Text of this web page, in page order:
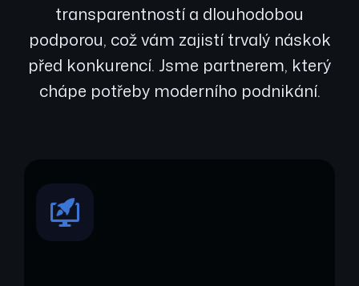
transparentností a dlouhodobou
podporou, což vám zajistí trvalý náskok
před konkurencí. Jsme partnerem, který
chápe potřeby moderního podnikání.